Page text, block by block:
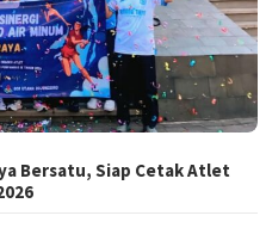
Bersatu, Siap Cetak Atlet